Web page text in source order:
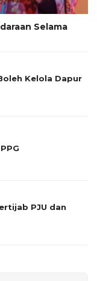
Selama
Kelola Dapur
PJU dan